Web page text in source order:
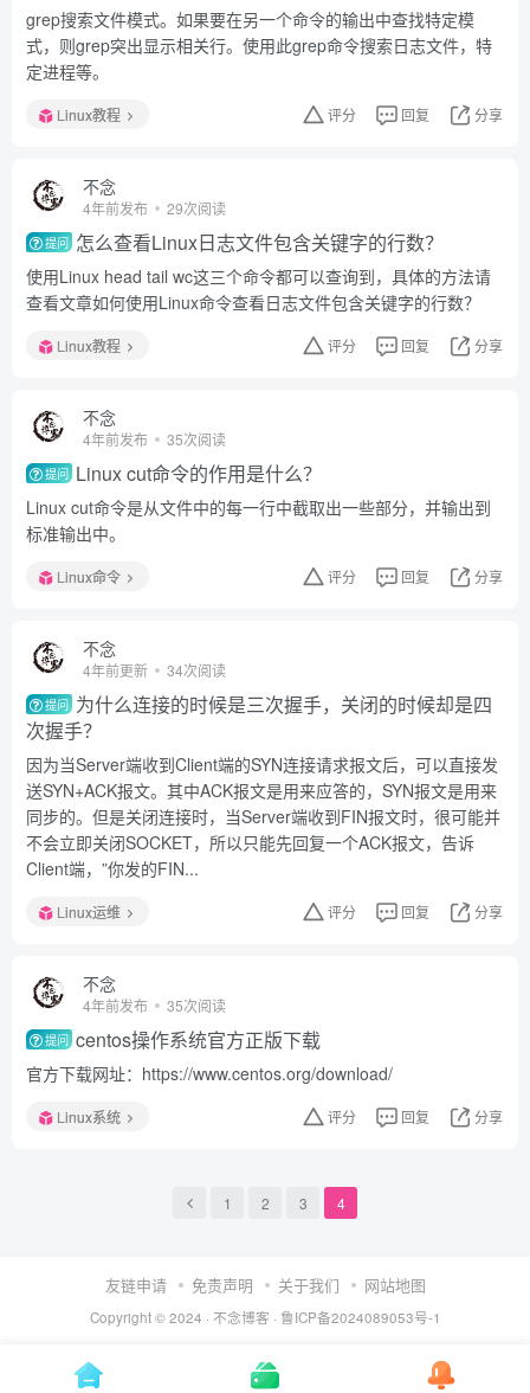
grep搜索文件模式。如果要在另一个命令的输出中查找特定模
式，则grep突出显示相关行。使用此grep命令搜索日志文件，特
定进程等。
Linux教程 评分 回复 分享
不念
4年前发布 29次阅读
提问 怎么查看Linux日志文件包含关键字的行数？
使用Linux head tail wc这三个命令都可以查询到，具体的方法请
查看文章如何使用Linux命令查看日志文件包含关键字的行数？
Linux教程 评分 回复 分享
不念
4年前发布 35次阅读
提问 Linux cut命令的作用是什么？
Linux cut命令是从文件中的每一行中截取出一些部分，并输出到
标准输出中。
Linux命令 评分 回复 分享
不念
4年前更新 34次阅读
提问 为什么连接的时候是三次握手，关闭的时候却是四
次握手？
因为当Server端收到Client端的SYN连接请求报文后，可以直接发
送SYN+ACK报文。其中ACK报文是用来应答的，SYN报文是用来
同步的。但是关闭连接时，当Server端收到FIN报文时，很可能并
不会立即关闭SOCKET，所以只能先回复一个ACK报文，告诉
Client端，”你发的FIN...
Linux运维 评分 回复 分享
不念
4年前发布 35次阅读
提问 centos操作系统官方正版下载
官方下载网址：https://www.centos.org/download/
Linux系统 评分 回复 分享
1 2 3 4
友链申请 免责声明 关于我们 网站地图
Copyright © 2024 · 不念博客 · 鲁ICP备2024089053号-1